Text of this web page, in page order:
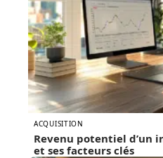
ACQUISITION
Revenu potentiel d’un
et ses facteurs clés